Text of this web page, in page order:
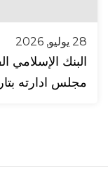
28 يوليو, 2026
مجلس ادارته بتاريخ 26/07/